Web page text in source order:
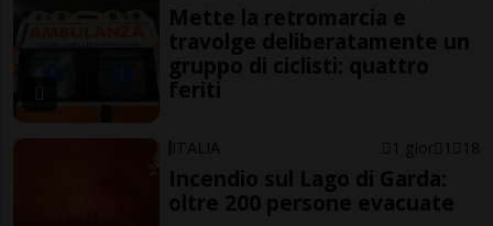
Mette la retromarcia e
travolge deliberatamente un
gruppo di ciclisti: quattro
feriti
ITALIA 1 gior 1 18
Incendio sul Lago di Garda:
oltre 200 persone evacuate